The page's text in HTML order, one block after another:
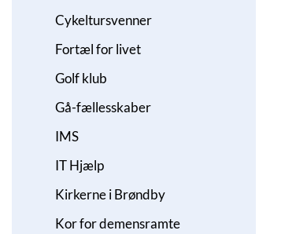
Cykeltursvenner
Fortæl for livet
Golf klub
Gå-fællesskaber
IMS
IT Hjælp
Kirkerne i Brøndby
Kor for demensramte